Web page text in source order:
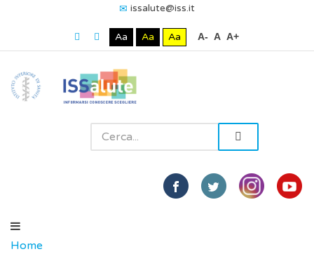
issalute@iss.it
Aa Aa Aa A- A A+
Home